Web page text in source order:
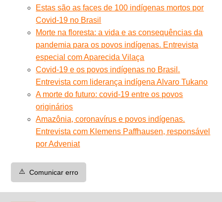
Estas são as faces de 100 indígenas mortos por
Covid-19 no Brasil
Morte na floresta: a vida e as consequências da
pandemia para os povos indígenas. Entrevista
especial com Aparecida Vilaça
Covid-19 e os povos indígenas no Brasil.
Entrevista com liderança indígena Alvaro Tukano
A morte do futuro: covid-19 entre os povos
originários
Amazônia, coronavírus e povos indígenas.
Entrevista com Klemens Paffhausen, responsável
por Adveniat
⚠️ Comunicar erro